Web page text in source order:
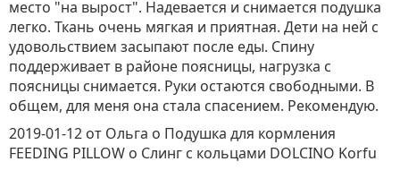
место "на вырост". Надевается и снимается подушка
легко. Ткань очень мягкая и приятная. Дети на ней с
удовольствием засыпают после еды. Спину
поддерживает в районе поясницы, нагрузка с
поясницы снимается. Руки остаются свободными. В
общем, для меня она стала спасением. Рекомендую.
2019-01-12 от Ольга о Подушка для кормления
FEEDING PILLOW о Слинг с кольцами DOLCINO Korfu